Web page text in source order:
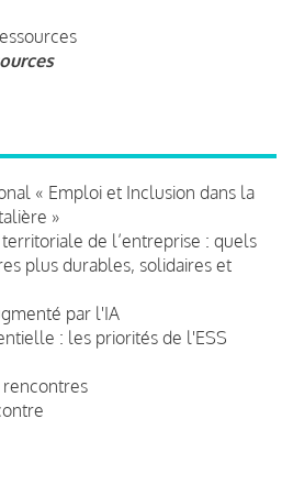
« Emploi et Inclusion dans la
»
de l’entreprise : quels
plus durables, solidaires et
par l'IA
: les priorités de l'ESS
rencontres